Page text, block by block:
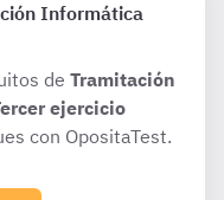
Informática
de Tramitación
ejercicio
con OpositaTest.